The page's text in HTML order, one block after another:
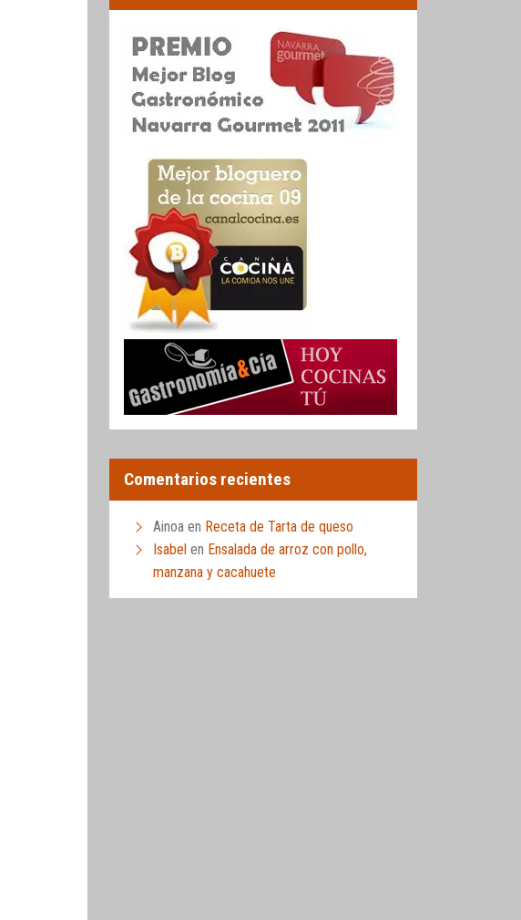
Comentarios recientes
Ainoa en Receta de Tarta de queso
Isabel en Ensalada de arroz con pollo,
manzana y cacahuete